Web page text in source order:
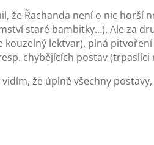
že Řachanda není o nic horší
staré bambitky…). Ale za
kouzelný lektvar), plná
chybějících postav
že úplně všechny